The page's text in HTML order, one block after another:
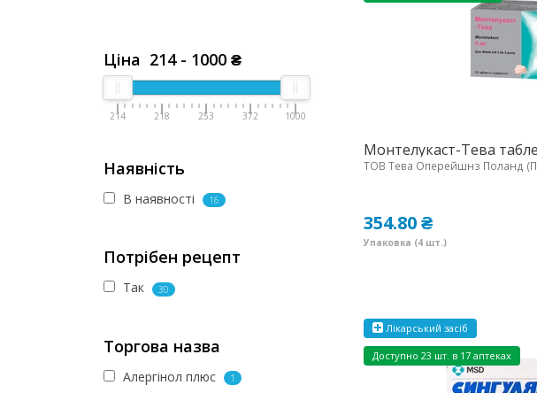
Ціна 214- 1000 ₴
214 218 253 372 1000
Наявність
В наявності 16
Потрібен рецепт
Так 30
Торгова назва
Алергінол плюс 1
Монтелукаст-Тева
ТОВ Тева Оперейшнз Поланд
354.80 ₴
Упаковка (4 шт.)
Лікарський засіб
Доступно 23 шт. в 17 аптеках